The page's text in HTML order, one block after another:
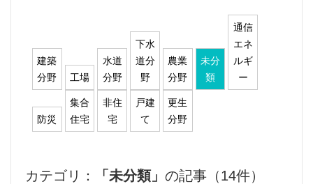
建築
分野
工場
水道
分野
下水
道分
野
農業
分野
未分
類
通信
エネ
ルギ
ー
防災
集合
住宅
非住
宅
戸建
て
更生
分野
カテゴリ： 「未分類」 の記事（14件）